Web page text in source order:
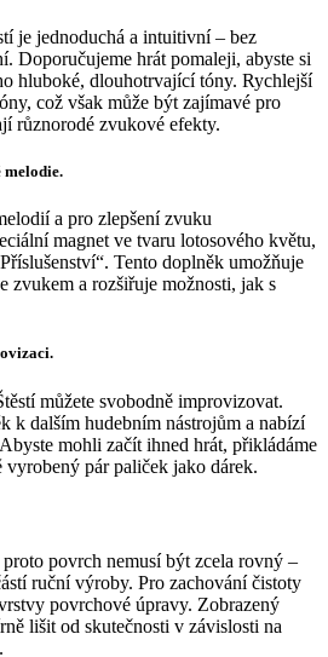
je jednoduchá a intuitivní – bez
Doporučujeme hrát pomaleji, abyste si
hluboké, dlouhotrvající tóny. Rychlejší
což však může být zajímavé pro
různorodé zvukové efekty.
melodie.
a pro zlepšení zvuku
magnet ve tvaru lotosového květu,
Tento doplněk umožňuje
zvukem a rozšiřuje možnosti, jak s
můžete svobodně improvizovat.
k dalším hudebním nástrojům a nabízí
mohli začít ihned hrát, přikládáme
pár paliček jako dárek.
povrch nemusí být zcela rovný –
ruční výroby. Pro zachování čistoty
povrchové úpravy. Zobrazený
lišit od skutečnosti v závislosti na